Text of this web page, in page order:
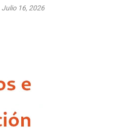
Julio 16, 2026